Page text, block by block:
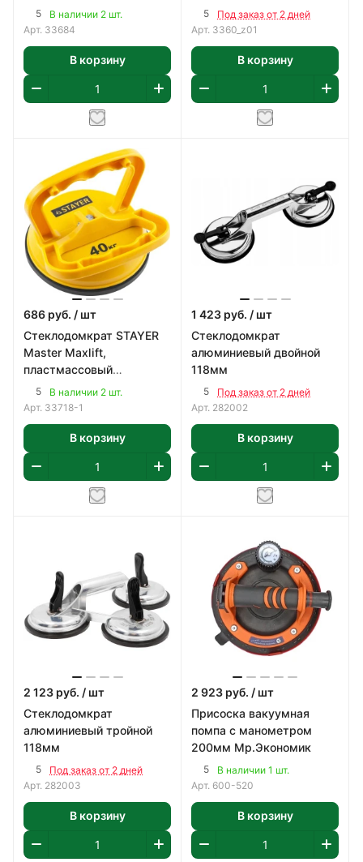
5
В наличии 2 шт.
Арт. 33684
В корзину
ручкой 3360_z01
5
Под заказ от 2 дней
Арт. 3360_z01
В корзину
686 руб. / шт
Стеклодомкрат STAYER
Master Maxlift,
пластмассовый
одинарный 40кг
5
В наличии 2 шт.
Арт. 33718-1
В корзину
1 423 руб. / шт
Стеклодомкрат
алюминиевый двойной
118мм
5
Под заказ от 2 дней
Арт. 282002
В корзину
2 123 руб. / шт
Стеклодомкрат
алюминиевый тройной
118мм
5
Под заказ от 2 дней
Арт. 282003
В корзину
2 923 руб. / шт
Присоска вакуумная
помпа с манометром
200мм Мр.Экономик
5
В наличии 1 шт.
Арт. 600-520
В корзину